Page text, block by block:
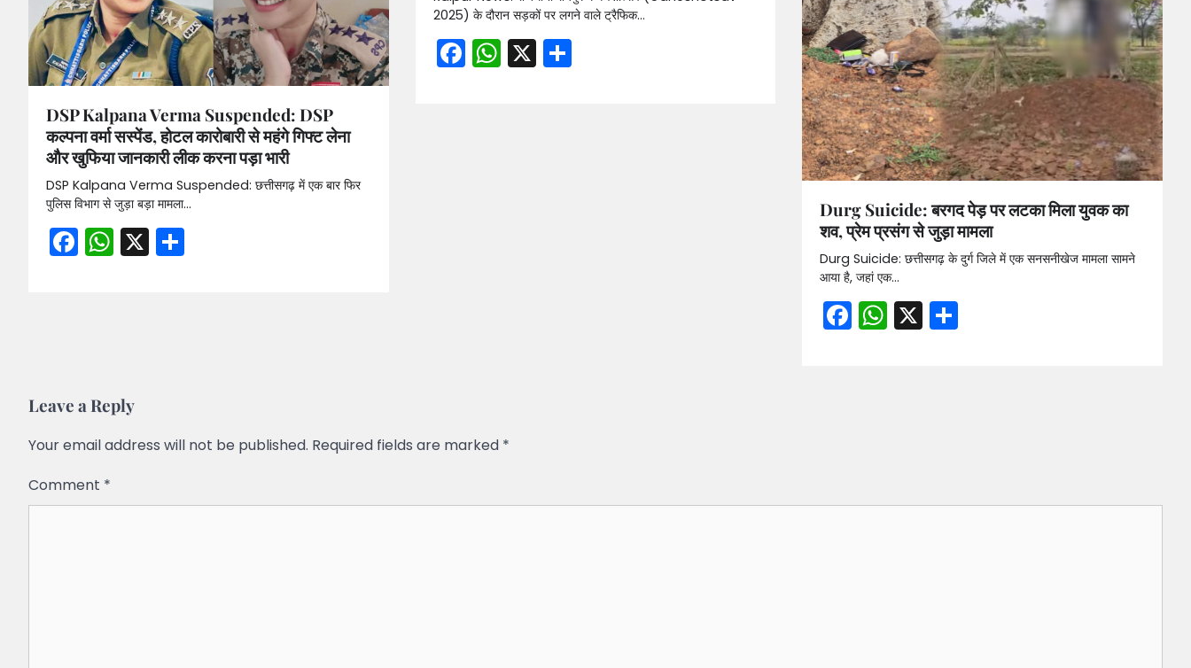
DSP Kalpana Verma Suspended: DSP
कल्पना वर्मा सस्पेंड, होटल कारोबारी से महंगे गिफ्ट लेना
और खुफिया जानकारी लीक करना पड़ा भारी
DSP Kalpana Verma Suspended: छत्तीसगढ़ में एक बार फिर
पुलिस विभाग से जुड़ा बड़ा मामला…
Facebook
WhatsApp
X
2025) के दौरान सड़कों पर लगने वाले ट्रैफिक…
Facebook
WhatsApp
X Share
Durg Suicide: बरगद पेड़ पर लटका मिला युवक का
शव, प्रेम प्रसंग से जुड़ा मामला
Durg Suicide: छत्तीसगढ़ के दुर्ग जिले में एक सनसनीखेज मामला सामने
आया है, जहां एक…
Facebook
WhatsApp
X
Leave a Reply
Your email address will not be published. Required fields are marked *
Comment *